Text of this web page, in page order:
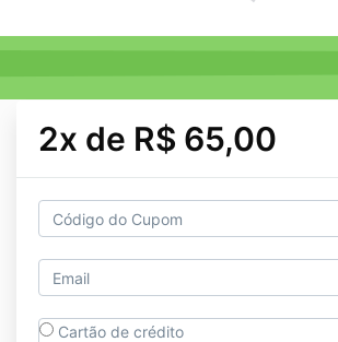
2x de R$ 65,00
Cartão de crédito